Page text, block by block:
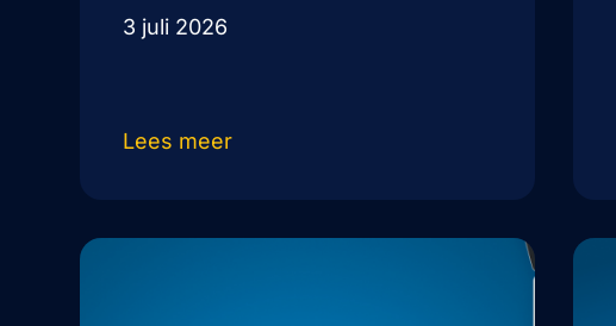
3 juli 2026
Lees meer